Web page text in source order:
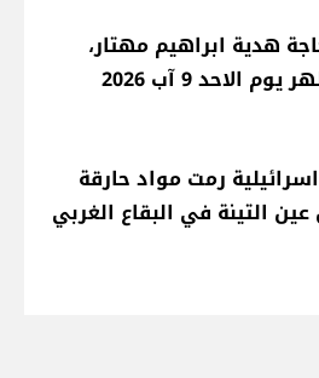
هدية ابراهيم مهتار،
الاحد 9 آب 2026
رمت مواد حارقة
التينة في البقاع الغربي